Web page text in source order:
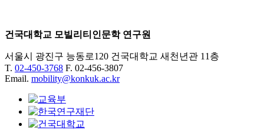
건국대학교 모빌리티인문학 연구원
서울시 광진구 능동로120 건국대학교 새천년관 11층
T. 02-450-3768 F. 02-456-3807
Email. mobility@konkuk.ac.kr